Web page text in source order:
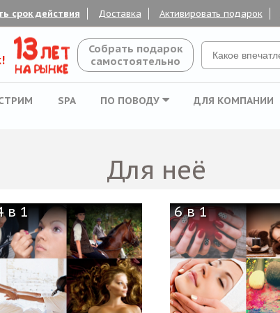
срок действия Доставка Активировать подарок
Собрать подарок
самостоятельно
SPA ПО ПОВОДУ ДЛЯ КОМПАНИИ
Для неё
в 1 6 в 1